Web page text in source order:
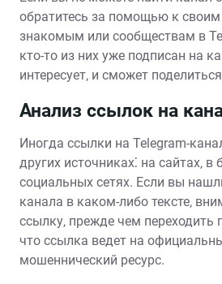
обратитесь за помощью к своим
знакомым или сообществам в
кто-то из них уже подписан на
интересует‚ и сможет
Анализ ссылок на
Иногда ссылки на Telegram-
других источниках⁚ на сайтах‚ в
социальных сетях. Если вы
канала в каком-либо тексте‚
ссылку‚ прежде чем переходить
что ссылка ведет на
мошеннический ресурс.